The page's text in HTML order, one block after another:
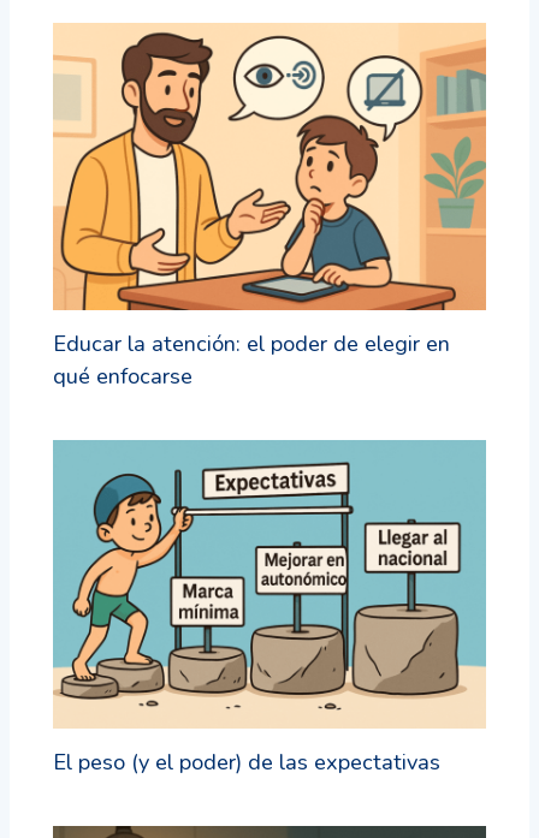
Educar la atención: el poder de elegir en
qué enfocarse
El peso (y el poder) de las expectativas